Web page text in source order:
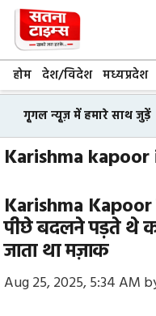
Skip
content
होम देश/विदेश मध्यप्रदेश
गूगल न्यूज़ में हमारे साथ जुड़ें
Karishma
Karishma
पीछे बदलने पड़ते थे
जाता था मज़ाक
Aug 25, 2025, 5:34 AM